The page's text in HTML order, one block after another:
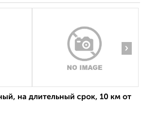
›
на длительный срок, 10 км от